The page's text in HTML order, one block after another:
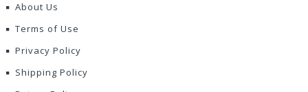
About Us
Terms of Use
Privacy Policy
Shipping Policy